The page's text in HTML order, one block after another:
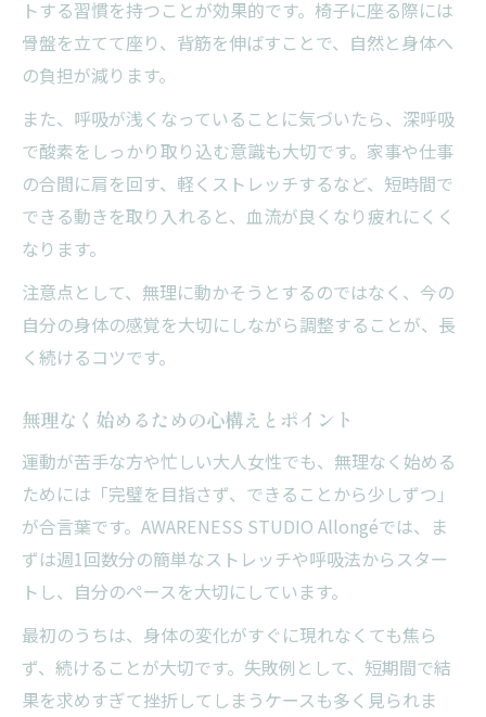
トする習慣を持つことが効果的です。椅子に座る際には
骨盤を立てて座り、背筋を伸ばすことで、自然と身体へ
の負担が減ります。
また、呼吸が浅くなっていることに気づいたら、深呼吸
で酸素をしっかり取り込む意識も大切です。家事や仕事
の合間に肩を回す、軽くストレッチするなど、短時間で
できる動きを取り入れると、血流が良くなり疲れにくく
なります。
注意点として、無理に動かそうとするのではなく、今の
自分の身体の感覚を大切にしながら調整することが、長
く続けるコツです。
無理なく始めるための心構えとポイント
運動が苦手な方や忙しい大人女性でも、無理なく始める
ためには「完璧を目指さず、できることから少しずつ」
が合言葉です。AWARENESS STUDIO Allongéでは、ま
ずは週1回数分の簡単なストレッチや呼吸法からスター
トし、自分のペースを大切にしています。
最初のうちは、身体の変化がすぐに現れなくても焦ら
ず、続けることが大切です。失敗例として、短期間で結
果を求めすぎて挫折してしまうケースも多く見られま